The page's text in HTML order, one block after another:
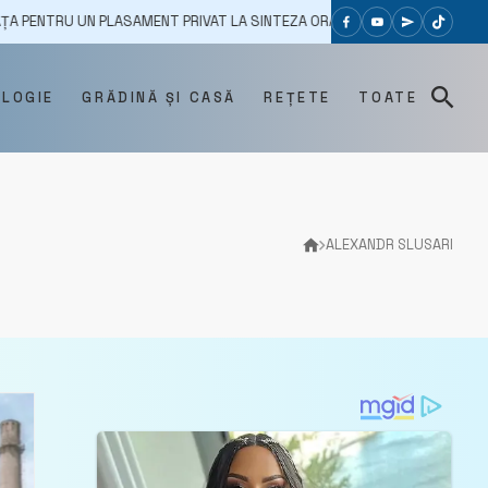
UN PLASAMENT PRIVAT LA SINTEZA ORADEA, SOCIETATE ALE CĂREI
GRĂDINĂ ȘI CASĂ REȚETE TOATE
ALEXANDR SLUSARI